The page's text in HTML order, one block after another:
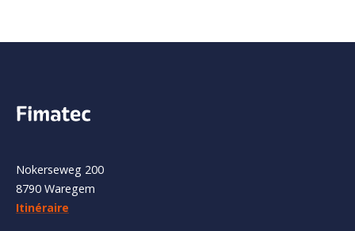
Nokerseweg 200
8790 Waregem
Itinéraire